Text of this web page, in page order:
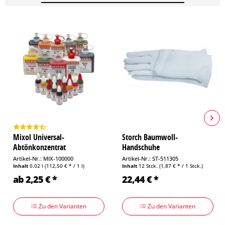
Mixol Universal-
Abtönkonzentrat
Artikel-Nr.: MIX-100000
Inhalt 0.02 l (112,50 € * / 1 l)
ab 2,25 € *
Zu den Varianten
Storch Baumwoll-
Handschuhe
Schweißabsorber XXL/11
Artikel-Nr.: ST-511305
Inhalt 12 Stck. (1,87 € * / 1 Stck.)
22,44 € *
Zu den Varianten